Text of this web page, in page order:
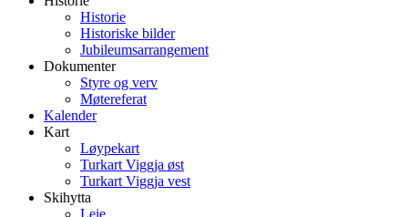
Historie
Historiske bilder
Jubileumsarrangement
Dokumenter
Styre og verv
Møtereferat
Kalender
Kart
Løypekart
Turkart Viggja øst
Turkart Viggja vest
Skihytta